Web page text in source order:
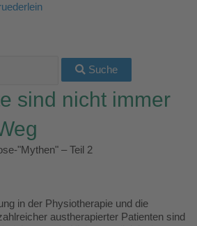
Suche
sind nicht immer
"Mythen" – Teil 2
in der Physiotherapie und die
austherapierter Patienten sind